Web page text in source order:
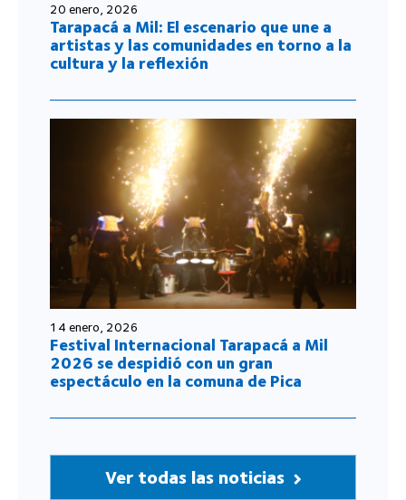
20 enero, 2026
Tarapacá a Mil: El escenario que une a
artistas y las comunidades en torno a la
cultura y la reflexión
14 enero, 2026
Festival Internacional Tarapacá a Mil
2026 se despidió con un gran
espectáculo en la comuna de Pica
Ver todas las noticias